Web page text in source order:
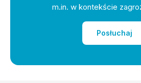
m.in. w kontekście
Posłuchaj